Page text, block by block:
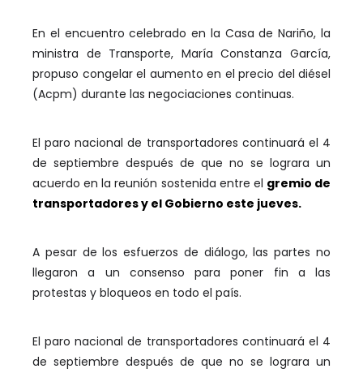
En el encuentro celebrado en la Casa de Nariño, la
ministra de Transporte, María Constanza García,
propuso congelar el aumento en el precio del diésel
(Acpm) durante las negociaciones continuas.
El paro nacional de transportadores continuará el 4
de septiembre después de que no se lograra un
acuerdo en la reunión sostenida entre el gremio de
transportadores y el Gobierno este jueves.
A pesar de los esfuerzos de diálogo, las partes no
llegaron a un consenso para poner fin a las
protestas y bloqueos en todo el país.
El paro nacional de transportadores continuará el 4
de septiembre después de que no se lograra un